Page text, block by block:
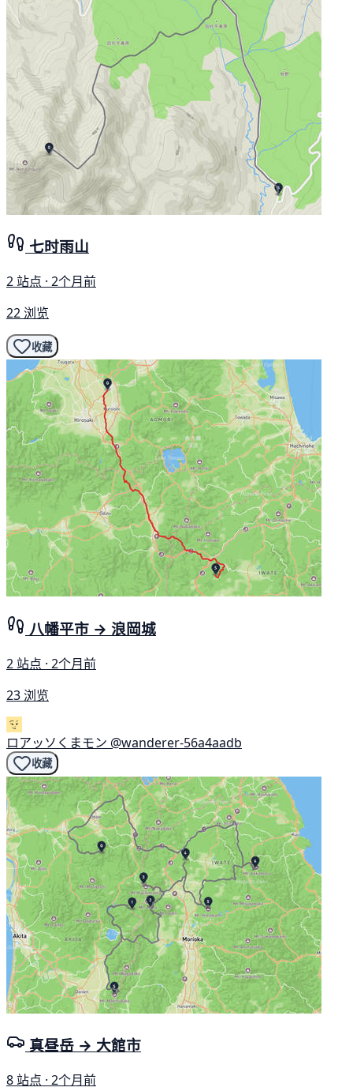
七时雨山
2 站点 · 2个月前
22 浏览
收藏
八幡平市 → 浪岡城
2 站点 · 2个月前
23 浏览
ロアッソくまモン @wanderer-56a4aadb
收藏
真昼岳 → 大館市
8 站点 · 2个月前